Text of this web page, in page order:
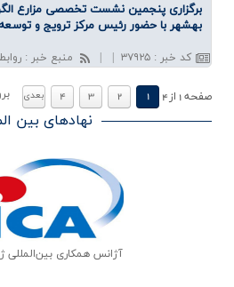
برگزاری پنجمین نشست تخصصی مزارع
بهشهر با حضور رئیس مركز ترویج و توسعه
کد خبر : ۳۷۹۲۵ منبع خبر :
صفحه1 از 4
1
2
3
4 بعدي
نهادهای بین
آژانس همکاری بین‌المللی